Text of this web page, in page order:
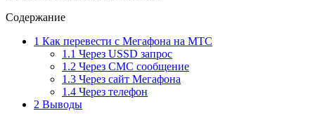
Содержание
1 Как перевести с Мегафона на МТС
1.1 Через USSD запрос
1.2 Через СМС сообщение
1.3 Через сайт Мегафона
1.4 Через телефон
2 Выводы